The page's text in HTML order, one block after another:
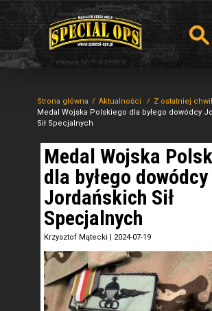
Strona główna Aktualności
Z ostatniej
Medal Wojska Polskiego dla byłego dowódcy
Sił Specjalnych
Medal Wojska
dla byłego dowódcy
Jordańskich Sił
Specjalnych
Krzysztof Mątecki | 2024-07-19